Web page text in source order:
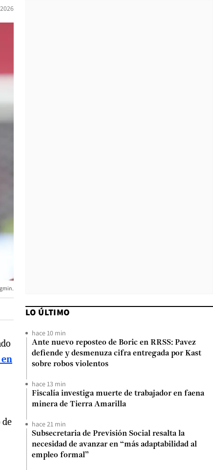
de
LO ÚLTIMO
hace 10 min
Ante nuevo reposteo de Boric en RRSS: Pavez
defiende y desmenuza cifra entregada por Kast
sobre robos violentos
hace 13 min
Fiscalía investiga muerte de trabajador en faena
minera de Tierra Amarilla
hace 21 min
Subsecretaria de Previsión Social resalta la
necesidad de avanzar en “más adaptabilidad al
empleo formal”